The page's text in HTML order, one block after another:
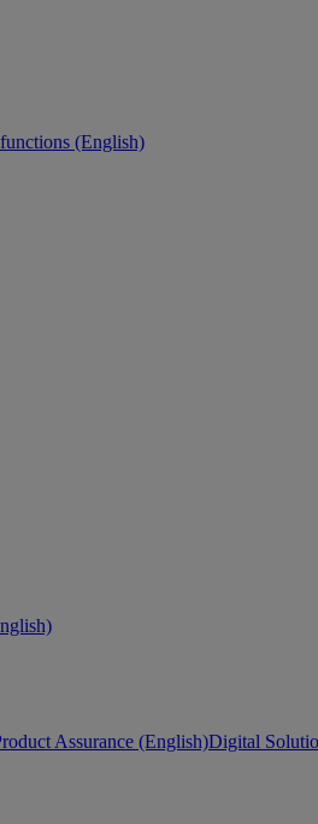
(English)
Assurance (English)Digital